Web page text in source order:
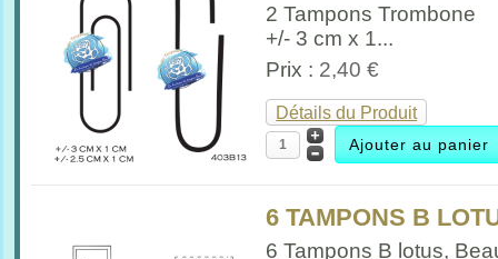
2 Tampons Trombone
+/- 3 cm x 1...
Prix : 2,40 €
Détails du Produit
6 TAMPONS B
6 Tampons B lotus,